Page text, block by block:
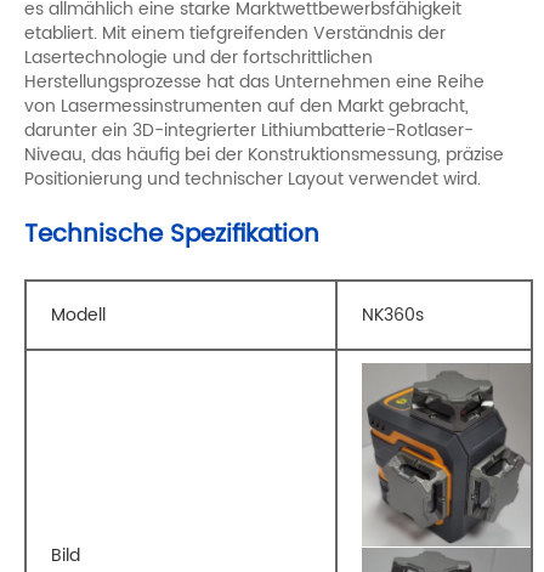
es allmählich eine starke Marktwettbewerbsfähigkeit
etabliert. Mit einem tiefgreifenden Verständnis der
Lasertechnologie und der fortschrittlichen
Herstellungsprozesse hat das Unternehmen eine Reihe
von Lasermessinstrumenten auf den Markt gebracht,
darunter ein 3D-integrierter Lithiumbatterie-Rotlaser-
Niveau, das häufig bei der Konstruktionsmessung, präzise
Positionierung und technischer Layout verwendet wird.
Technische Spezifikation
Modell NK360s
Bild